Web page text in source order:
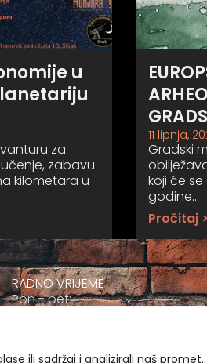
ili sadržaj i analizirali naš promet.
u
za
zabavu
kilometara u
11 lipnja,
Gradski
koji će se
godine…
Pročitaj >
RADNO VRIJEME
Pon - pet:
09:00-12:00